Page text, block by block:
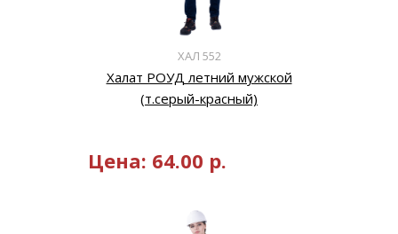
ХАЛ 552
Халат РОУД летний мужской
(т.серый-красный)
Цена: 64.00 р.